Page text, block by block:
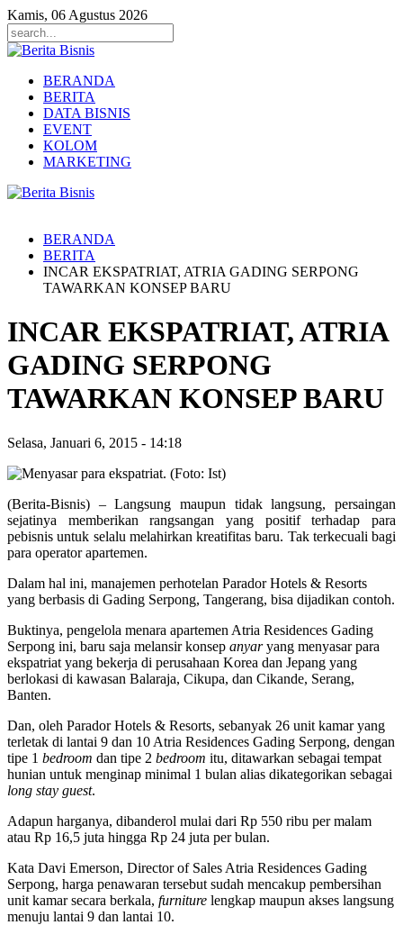
Kamis, 06 Agustus 2026
BERANDA
BERITA
DATA BISNIS
EVENT
KOLOM
MARKETING
BERANDA
BERITA
INCAR EKSPATRIAT, ATRIA GADING SERPONG
TAWARKAN KONSEP BARU
INCAR EKSPATRIAT, ATRIA
GADING SERPONG
TAWARKAN KONSEP BARU
Selasa, Januari 6, 2015 - 14:18
(Berita-Bisnis) – Langsung maupun tidak langsung, persaingan
sejatinya memberikan rangsangan yang positif terhadap para
pebisnis untuk selalu melahirkan kreatifitas baru. Tak terkecuali bagi
para operator apartemen.
Dalam hal ini, manajemen perhotelan Parador Hotels & Resorts
yang berbasis di Gading Serpong, Tangerang, bisa dijadikan contoh.
Buktinya, pengelola menara apartemen Atria Residences Gading
Serpong ini, baru saja melansir konsep anyaryang menyasar para
ekspatriat yang bekerja di perusahaan Korea dan Jepang yang
berlokasi di kawasan Balaraja, Cikupa, dan Cikande, Serang,
Banten.
Dan, oleh Parador Hotels & Resorts, sebanyak 26 unit kamar yang
terletak di lantai 9 dan 10 Atria Residences Gading Serpong, dengan
tipe 1 bedroom dan tipe 2 bedroom itu, ditawarkan sebagai tempat
hunian untuk menginap minimal 1 bulan alias dikategorikan sebagai
long stay guest.
Adapun harganya, dibanderol mulai dari Rp 550 ribu per malam
atau Rp 16,5 juta hingga Rp 24 juta per bulan.
Kata Davi Emerson, Director of Sales Atria Residences Gading
Serpong, harga penawaran tersebut sudah mencakup pembersihan
unit kamar secara berkala, furniture lengkap maupun akses langsung
menuju lantai 9 dan lantai 10.